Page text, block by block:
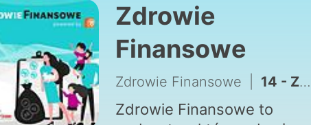
Zdrowie
Finansowe
Zdrowie Finansowe 14 - Zadbaj o siebie i bliskich. Prawo pracy. Jak zadbać o prawa pracownicze w pandemii? - część 5
Zdrowie Finansowe to